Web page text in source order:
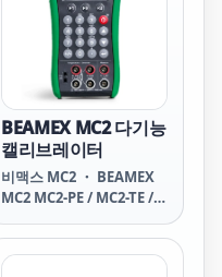
BEAMEX MC2 다기능
캘리브레이터
비맥스 MC2 ・ BEAMEX
MC2 MC2-PE / MC2-TE /
주파수 교정장비 MC2-PE
특징 Pressure section